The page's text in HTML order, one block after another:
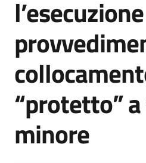
soggiorni
socioeducativi
Formazione
e
ricerca
Menu selezionato
“protetto”
minore